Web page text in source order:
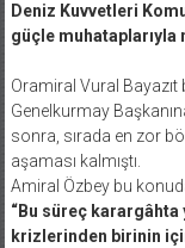
Deniz Kuvvetleri
güçle muhataplarıyla
Oramiral Vural
Genelkurmay
sonra, sırada en zor
aşaması kalmıştı.
Amiral Özbey bu
“Bu süreç karargâhta
krizlerinden birinin